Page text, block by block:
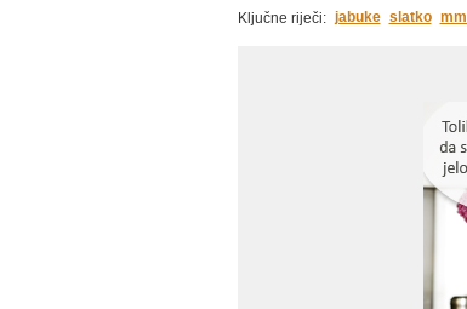
Ključne riječi: jabuke slatko